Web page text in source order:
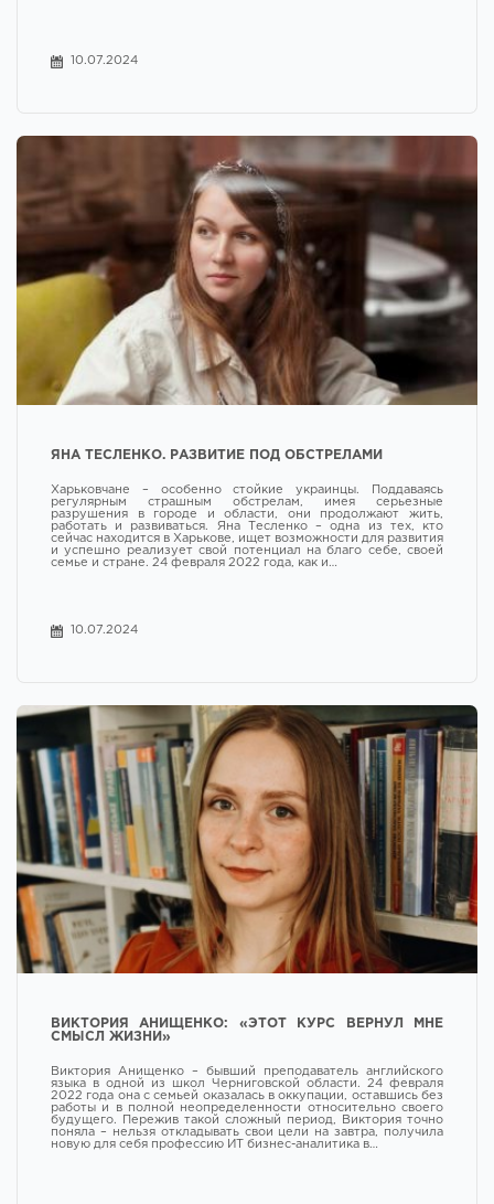
10.07.2024
ЯНА ТЕСЛЕНКО. РАЗВИТИЕ ПОД ОБСТРЕЛАМИ
Харьковчане – особенно стойкие украинцы. Поддаваясь
регулярным страшным обстрелам, имея серьезные
разрушения в городе и области, они продолжают жить,
работать и развиваться. Яна Тесленко – одна из тех, кто
сейчас находится в Харькове, ищет возможности для развития
и успешно реализует свой потенциал на благо себе, своей
семье и стране. 24 февраля 2022 года, как и…
10.07.2024
ВИКТОРИЯ АНИЩЕНКО: «ЭТОТ КУРС ВЕРНУЛ МНЕ
СМЫСЛ ЖИЗНИ»
Виктория Анищенко – бывший преподаватель английского
языка в одной из школ Черниговской области. 24 февраля
2022 года она с семьей оказалась в оккупации, оставшись без
работы и в полной неопределенности относительно своего
будущего. Пережив такой сложный период, Виктория точно
поняла – нельзя откладывать свои цели на завтра, получила
новую для себя профессию ИТ бизнес-аналитика в…